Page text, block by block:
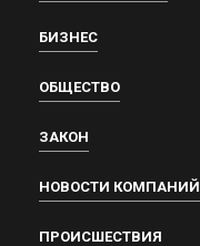
БИЗНЕС
ОБЩЕСТВО
ЗАКОН
НОВОСТИ КОМПАНИЙ
ПРОИСШЕСТВИЯ